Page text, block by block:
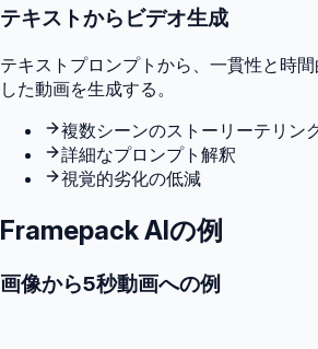
テキストからビデオ生成
テキストプロンプトから、一貫性と時
した動画を生成する。
複数シーンのストーリーテリン
詳細なプロンプト解釈
視覚的劣化の低減
Framepack AIの例
画像から5秒動画への例